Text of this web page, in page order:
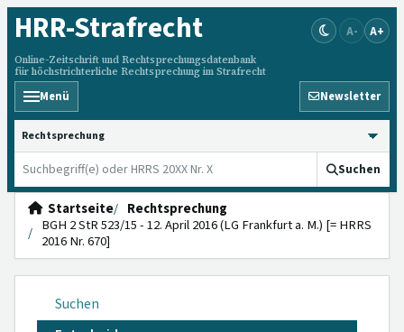
HRR-Strafrecht
Online-Zeitschrift und Rechtsprechungsdatenbank
für höchstrichterliche Rechtsprechung im Strafrecht
A- A+
Menü Newsletter
HRRS durchsuchen
Suchen
Startseite
Rechtsprechung
BGH 2 StR 523/15 - 12. April 2016 (LG Frankfurt a. M.) [= HRRS
2016 Nr. 670]
Suchen